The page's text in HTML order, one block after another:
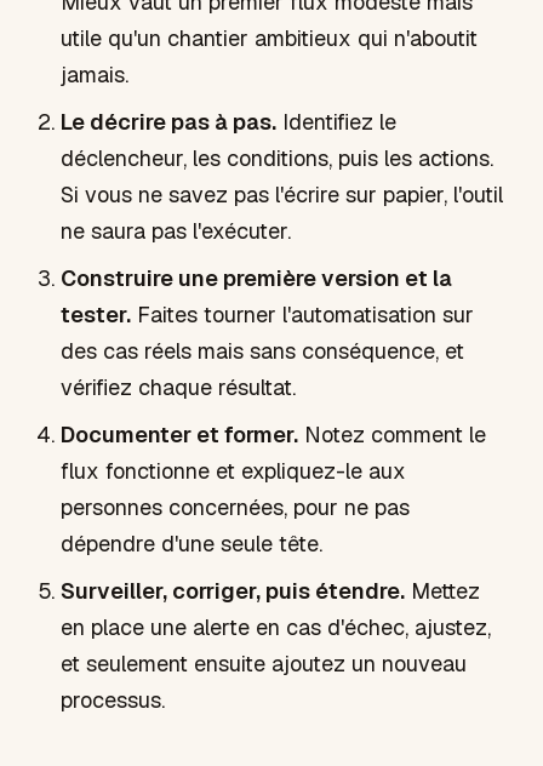
utile qu'un chantier ambitieux qui n'aboutit
jamais.
Le décrire pas à pas. Identifiez le
déclencheur, les conditions, puis les actions.
Si vous ne savez pas l'écrire sur papier, l'outil
ne saura pas l'exécuter.
Construire une première version et la
tester. Faites tourner l'automatisation sur
des cas réels mais sans conséquence, et
vérifiez chaque résultat.
Documenter et former. Notez comment le
flux fonctionne et expliquez-le aux
personnes concernées, pour ne pas
dépendre d'une seule tête.
Surveiller, corriger, puis étendre. Mettez
en place une alerte en cas d'échec, ajustez,
et seulement ensuite ajoutez un nouveau
processus.